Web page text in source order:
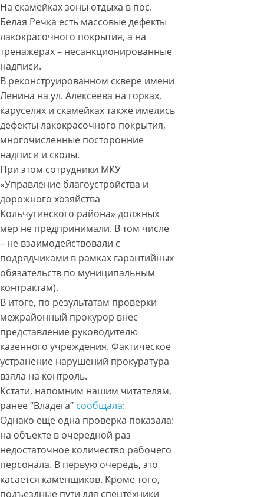
На скамейках зоны отдыха в пос.
Белая Речка есть массовые дефекты
лакокрасочного покрытия, а на
тренажерах – несанкционированные
надписи.
В реконструированном сквере имени
Ленина на ул. Алексеева на горках,
каруселях и скамейках также имелись
дефекты лакокрасочного покрытия,
многочисленные посторонние
надписи и сколы.
При этом сотрудники МКУ
«Управление благоустройства и
дорожного хозяйства
Кольчугинского района» должных
мер не предпринимали. В том числе
– не взаимодействовали с
подрядчиками в рамках гарантийных
обязательств по муниципальным
контрактам).
В итоге, по результатам проверки
межрайонный прокурор внес
представление руководителю
казенного учреждения. Фактическое
устранение нарушений прокуратура
взяла на контроль.
Кстати, напомним нашим читателям,
ранее “Владега” сообщала:
Однако еще одна проверка показала:
на объекте в очередной раз
недостаточное количество рабочего
персонала. В первую очередь, это
касается каменщиков. Кроме того,
подъездные пути для спецтехники